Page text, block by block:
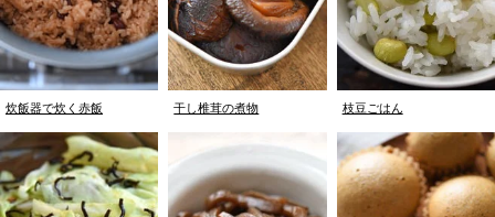
炊飯器で炊く赤飯 干し椎茸の煮物 枝豆ごはん